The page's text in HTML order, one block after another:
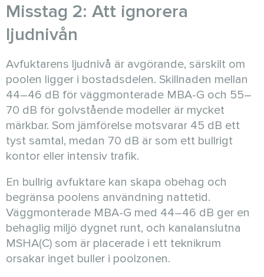
Misstag 2: Att ignorera
ljudnivån
Avfuktarens ljudnivå är avgörande, särskilt om
poolen ligger i bostadsdelen. Skillnaden mellan
44–46 dB för väggmonterade MBA-G och 55–
70 dB för golvstående modeller är mycket
märkbar. Som jämförelse motsvarar 45 dB ett
tyst samtal, medan 70 dB är som ett bullrigt
kontor eller intensiv trafik.
En bullrig avfuktare kan skapa obehag och
begränsa poolens användning nattetid.
Väggmonterade MBA-G med 44–46 dB ger en
behaglig miljö dygnet runt, och kanalanslutna
MSHA(C) som är placerade i ett teknikrum
orsakar inget buller i poolzonen.